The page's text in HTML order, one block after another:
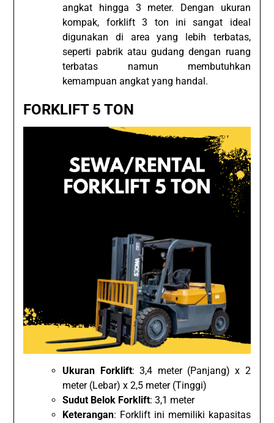
angkat hingga 3 meter. Dengan ukuran
kompak, forklift 3 ton ini sangat ideal
digunakan di area yang lebih terbatas,
seperti pabrik atau gudang dengan ruang
terbatas namun membutuhkan
kemampuan angkat yang handal.
FORKLIFT 5 TON
Ukuran Forklift: 3,4 meter (Panjang) x 2
meter (Lebar) x 2,5 meter (Tinggi)
Sudut Belok Forklift: 3,1 meter
Keterangan: Forklift ini memiliki kapasitas